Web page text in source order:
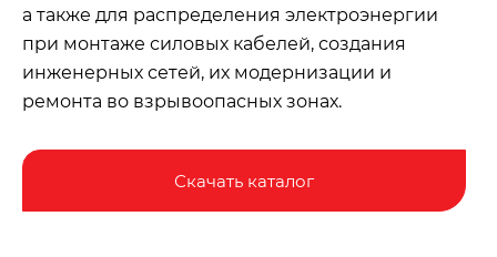
а также для распределения электроэнергии
при монтаже силовых кабелей, создания
инженерных сетей, их модернизации и
ремонта во взрывоопасных зонах.
Скачать каталог